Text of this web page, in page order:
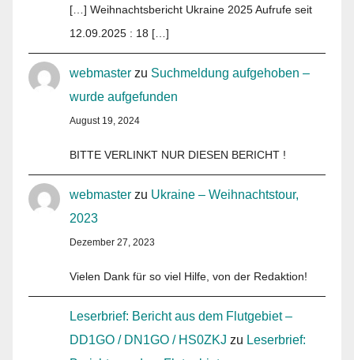
[…] Weihnachtsbericht Ukraine 2025 Aufrufe seit
12.09.2025 : 18 […]
webmaster zu Suchmeldung aufgehoben –
wurde aufgefunden
August 19, 2024
BITTE VERLINKT NUR DIESEN BERICHT !
webmaster zu Ukraine – Weihnachtstour,
2023
Dezember 27, 2023
Vielen Dank für so viel Hilfe, von der Redaktion!
Leserbrief: Bericht aus dem Flutgebiet –
DD1GO / DN1GO / HS0ZKJ zu Leserbrief: